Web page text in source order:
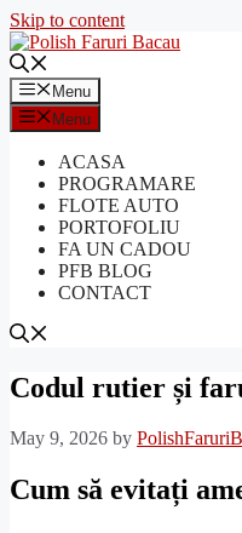
Skip to content
Menu
Menu
ACASA
PROGRAMARE
FLOTE AUTO
PORTOFOLIU
FA UN CADOU
PFB BLOG
CONTACT
Codul rutier și
May 9, 2026 by
Cum să evitați